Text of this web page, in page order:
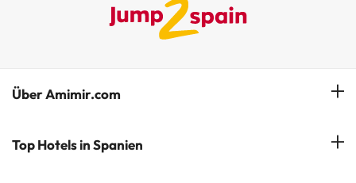
Über Amimir.com
Unser Team
Top Hotels in Spanien